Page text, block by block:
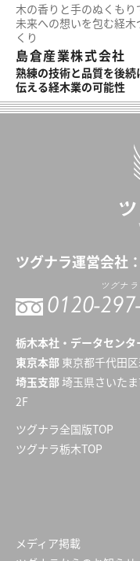
木の香りと手のぬくもり
未来への想いを包む経木
くり
島倉産業株式会社
熟練の技術と品質を後続
伝える経木業の可能性
ツグナラ運営会社：
0120-
ツグナ
栃木本社・データセンタ
東京本部 東京都千代田
埼玉支部 埼玉県さいた
2F
ツグナラ全国版TOP
ツグナラ栃木TOP
メディア掲載